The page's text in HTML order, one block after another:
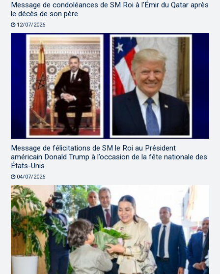
Message de condoléances de SM Roi à l’Émir du Qatar après
le décès de son père
12/07/2026
Message de félicitations de SM le Roi au Président
américain Donald Trump à l’occasion de la fête nationale des
États-Unis
04/07/2026